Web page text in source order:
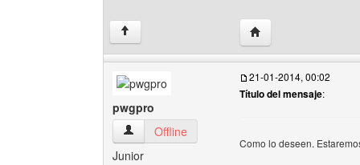
↑ Visitar sitio web del
pwgpro
pwgpro Ver perfil del usuario
Offline
Junior
21-01-2014, 00:02
Título del mensaje:
Como lo deseen.